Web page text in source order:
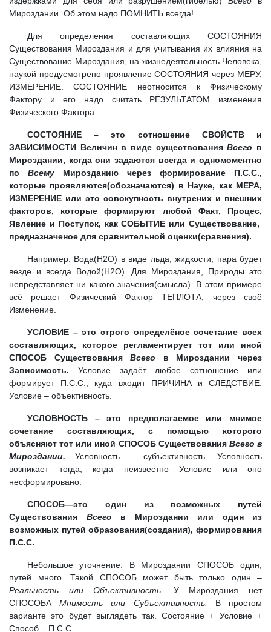
Мироздании. Об этом надо ПОМНИТЬ всегда!
Для определения составляющих СОСТОЯНИЯ
Существования Мироздания и для учитывания их влияния на
Существование Мироздания, на жизнедеятельность Человека,
наукой предусмотрено проявление СОСТОЯНИЯ через МЕРУ,
ИЗМЕРЕНИЕ. СОСТОЯНИЕ неотносится к Физическому
Фактору и его надо считать РЕЗУЛЬТАТОМ изменения
Физического Фактора.
СОСТОЯНИЕ – это сотношение СВОЙСТВ и
ЗАВИСИМОСТИ Величин в виде существованияВсего в
Мироздании, когда они задаются всегда и одномоментно
по Всему Мирозданию через формирование П.С.С.,
которые проявляются(обозначаются) в Науке, как МЕРА,
ИЗМЕРЕНИЕ или это совокупность внутрених и внешних
факторов, которые формируют любой Факт, Процес,
Явление и Поступок, как СОБЫТИЕ или Существование,
предназначеное для сравнительной оценки(сравнения).
Например. Вода(Н2О) в виде льда, жидкости, пара будет
везде и всегда Водой(Н2О). Для Мироздания, Природы это
непредставляет ни какого значения(смысла). В этом примере
всё решает Физический Фактор ТЕПЛОТА, через своё
Изменение.
УСЛОВИЕ – это строго определёное сочетание всех
составляющих, которое регламентирует тот или иной
СПОСОБ СуществованияВсего в Мироздании через
Зависимость. Условие задаёт любое сотношение или
формирует П.С.С., куда входит ПРИЧИНА и СЛЕДСТВИЕ.
Условие – объективность.
УСЛОВНОСТЬ – это предполагаемое или мнимое
сочетание составляющих, с помощью которого
объясняют тот или иной СПОСОБ Существования Всего в
Мироздании.
Условность – субъективность. Условность
возникает тогда, когда неизвестно Условие или оно
несформировано.
СПОСОБ—это один из возможных путей
Существования Всего в Мироздании или один из
возможных путей образования(создания), формирования
П.С.С.
Небольшое уточнение. В Мироздании СПОСОБ один,
путей много. Такой СПОСОБ может быть только один –
Реальность или Объективность . У Мироздания нет
СПОСОБАМнимость или Субъективность.
В простом
варианте это будет выглядеть так. Состояние + Условие +
Способ = П.С.С.